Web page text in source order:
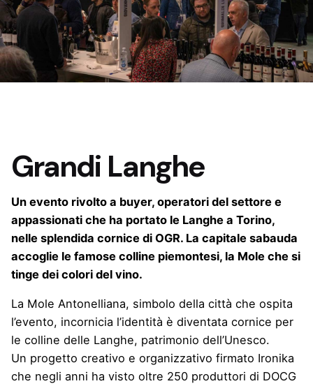
Grandi Langhe
Un evento rivolto a buyer, operatori del settore e
appassionati che ha portato le Langhe a Torino,
nelle splendida cornice di OGR. La capitale sabauda
accoglie le famose colline piemontesi, la Mole che si
tinge dei colori del vino.
La Mole Antonelliana, simbolo della città che ospita
l’evento, incornicia l’identità è diventata cornice per
le colline delle Langhe, patrimonio dell’Unesco.
Un progetto creativo e organizzativo firmato Ironika
che negli anni ha visto oltre 250 produttori di DOCG